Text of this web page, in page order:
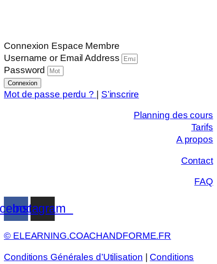
Connexion Espace Membre
Username or Email Address
Password
Connexion
Mot de passe perdu ? | S’inscrire
Planning des cours
Tarifs
A propos
Contact
FAQ
Instagram
© ELEARNING.COACHANDFORME.FR
Conditions Générales d’Utilisation | Conditions